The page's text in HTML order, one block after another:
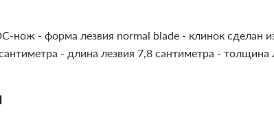
нож - форма лезвия normal blade - клинок сделан
- длина лезвия 7,8 сантиметра - толщина